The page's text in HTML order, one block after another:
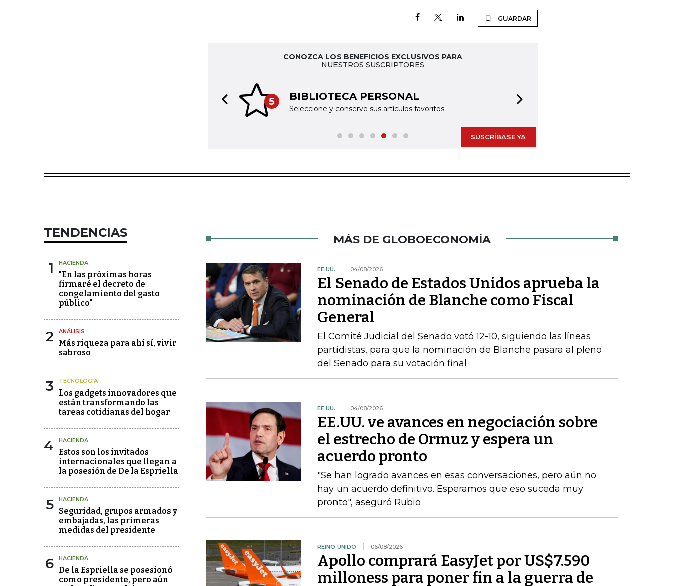
GUARDAR
CONOZCA LOS BENEFICIOS EXCLUSIVOS PARA
NUESTROS SUSCRIPTORES
5 BIBLIOTECA PERSONAL
Seleccione y conserve sus artículos favoritos
Previous slide
SUSCRÍBASE YA
TENDENCIAS
1 HACIENDA
"En las próximas horas
firmaré el decreto de
congelamiento del gasto
público"
2 ANÁLISIS
Más riqueza para ahí sí, vivir
sabroso
3 TECNOLOGÍA
Los gadgets innovadores que
están transformando las
tareas cotidianas del hogar
4 HACIENDA
Estos son los invitados
internacionales que llegan a
la posesión de De la Espriella
5 HACIENDA
Seguridad, grupos armados y
embajadas, las primeras
medidas del presidente
6 HACIENDA
De la Espriella se posesionó
como presidente, pero aún
MÁS DE GLOBOECONOMÍA
EE.UU. 04/08/2026
El Senado de Estados Unidos aprueba la
nominación de Blanche como Fiscal
General
El Comité Judicial del Senado votó 12-10, siguiendo las líneas
partidistas, para que la nominación de Blanche pasara al pleno
del Senado para su votación final
EE.UU. 04/08/2026
EE.UU. ve avances en negociación sobre
el estrecho de Ormuz y espera un
acuerdo pronto
"Se han logrado avances en esas conversaciones, pero aún no
hay un acuerdo definitivo. Esperamos que eso suceda muy
pronto", aseguró Rubio
REINO UNIDO 06/08/2026
Apollo comprará EasyJet por US$7.590
milloness para poner fin a la guerra de